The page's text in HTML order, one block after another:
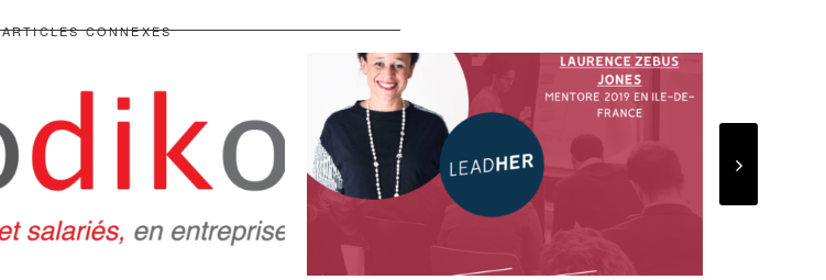
ARTICLES CONNEXES